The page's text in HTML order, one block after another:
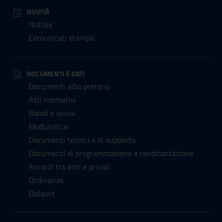
NOVITÀ
Notizie
Comunicati stampa
DOCUMENTI E DATI
Documenti albo pretorio
Atti normativi
Bandi e avvisi
Modulistica
Documenti tecnici e di supporto
Documenti di programmazione e rendicontazione
Accordi tra enti e privati
Ordinanze
Dataset